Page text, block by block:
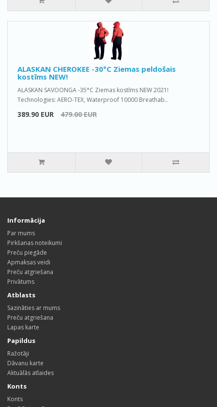
ALASKAN CHEROKEE -30°C Ziemas peldošais
kostīms NEW!
ALASKAN SAVOONGA -35°C Ziemas kostīms NEW 2021!
Technologies: AERO-TEX, Waterproof 10000 Breathab..
389.90 EUR 479.00 EUR
Informācija
Par mums
Pirkšanas noteikumi
Preču piegāde
Apmaksas veidi
Preču atgriešana
Privātums
Atblasts
Sazināties ar mums
Preču atgriešana
Lapas karte
Papildus
Ražotāji
Dāvanu karte
Aktuālās atlaides
Konts
Konts